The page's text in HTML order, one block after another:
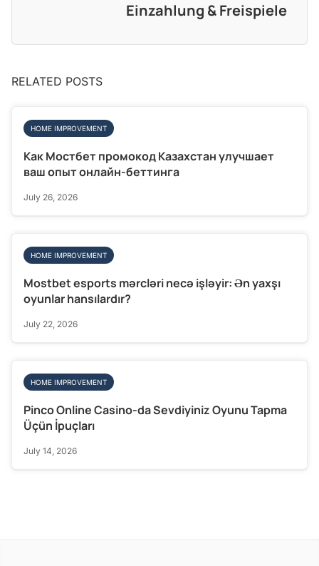
Einzahlung & Freispiele
RELATED POSTS
HOME IMPROVEMENT
Как Мостбет промокод Казахстан улучшает
ваш опыт онлайн-беттинга
July 26, 2026
HOME IMPROVEMENT
Mostbet esports mərcləri necə işləyir: Ən yaxşı
oyunlar hansılardır?
July 22, 2026
HOME IMPROVEMENT
Pinco Online Casino-da Sevdiyiniz Oyunu Tapma
Üçün İpuçları
July 14, 2026